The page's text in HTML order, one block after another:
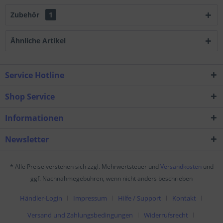
Zubehör 1
Ähnliche Artikel
Service Hotline
Shop Service
Informationen
Newsletter
* Alle Preise verstehen sich zzgl. Mehrwertsteuer und Versandkosten und
ggf. Nachnahmegebühren, wenn nicht anders beschrieben
Händler-Login Impressum Hilfe / Support
Kontakt
Versand und Zahlungsbedingungen
Widerrufsrecht